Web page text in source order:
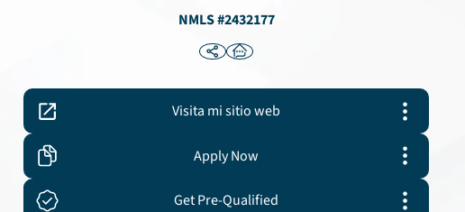
NMLS #2432177
Visita mi sitio web
Apply Now
Get Pre-Qualified